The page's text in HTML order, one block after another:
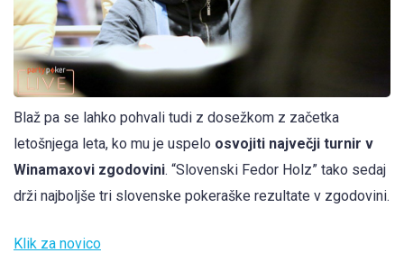
Blaž pa se lahko pohvali tudi z dosežkom z začetka
letošnjega leta, ko mu je uspelo osvojiti največji turnir v
Winamaxovi zgodovini. “Slovenski Fedor Holz” tako sedaj
drži najboljše tri slovenske pokeraške rezultate v zgodovini.
Klik za novico